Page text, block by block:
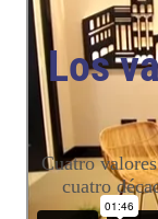
Los
Cuatro
cuatro